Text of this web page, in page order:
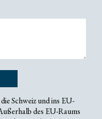
Schweiz und ins EU-
des EU-Raums